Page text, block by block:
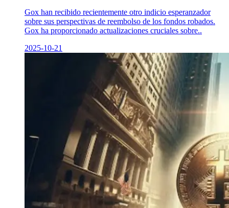
Gox han recibido recientemente otro indicio esperanzador
sobre sus perspectivas de reembolso de los fondos robados.
Gox ha proporcionado actualizaciones cruciales sobre..
2025-10-21